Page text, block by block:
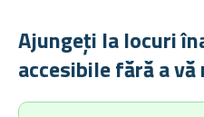
Ajungeți la locuri
accesibile fără a vă